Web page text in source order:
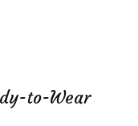
to-Wear